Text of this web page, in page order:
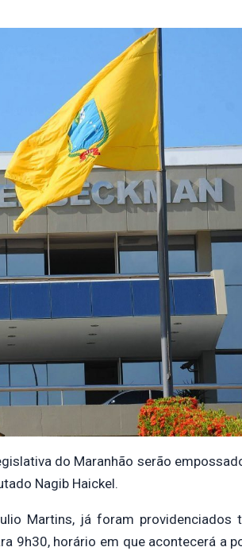
do Maranhão serão
Nagib Haickel.
Martins, já foram providenciados
9h30, horário em que acontecerá a